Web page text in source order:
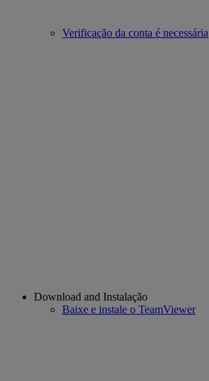
Verificação da conta é necessária
Download and Instalação
Baixe e instale o TeamViewer